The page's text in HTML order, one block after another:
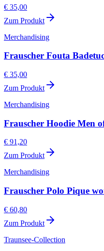
€ 35,00
Zum Produkt
Merchandising
Frauscher Fouta
€ 35,00
Zum Produkt
Merchandising
Frauscher Hoodie Men
€ 91,20
Zum Produkt
Merchandising
Frauscher Polo Pique
€ 60,80
Zum Produkt
Traunsee-Collection